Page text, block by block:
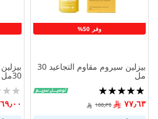
وفر 50%
بيزلين سيروم مقاوم التجاعيد 30
مل
تقييم:
100%
٧٧٫٦٣ ١٥٥٫٢٥
30مل
٦٩٫٠٠